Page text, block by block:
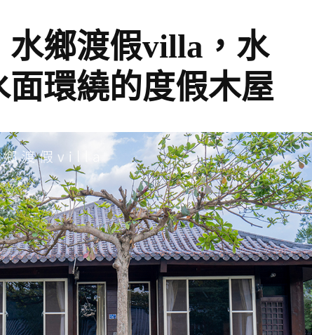
鄉渡假villa，水
環繞的度假木屋